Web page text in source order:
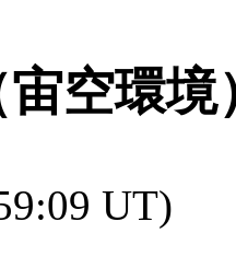
空環境
UT)